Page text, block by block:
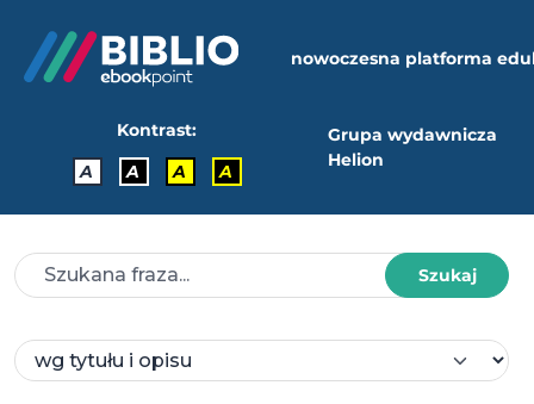
nowoczesna platforma
Kontrast:
A
A A A
Grupa wydawnicza
Helion
Szukaj